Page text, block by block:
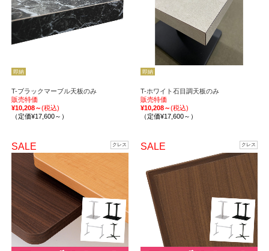
即納
T-ブラックマーブル天板のみ
販売特価
¥10,208～(税込)
（定価¥17,600～）
即納
T-ホワイト石目調天板のみ
販売特価
¥10,208～(税込)
（定価¥17,600～）
SALE クレス SALE クレス